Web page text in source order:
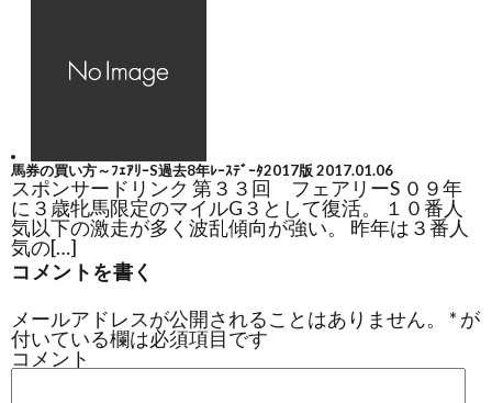
馬券の買い方～ﾌｪｱﾘｰS過去8年ﾚｰｽﾃﾞｰﾀ2017版 2017.01.06
スポンサードリンク 第３３回 フェアリーS ０９年
に３歳牝馬限定のマイルG３として復活。 １０番人
気以下の激走が多く波乱傾向が強い。 昨年は３番人
気の[…]
コメントを書く
メールアドレスが公開されることはありません。
* が
付いている欄は必須項目です
コメント